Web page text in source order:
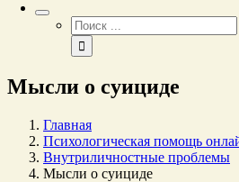
Результат
поиска:
Мысли о суициде
Главная
Психологическая помощь
Внутриличностные проблемы
Мысли о суициде